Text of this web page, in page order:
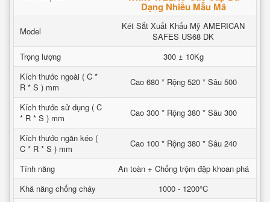
Dạng Nhiều Mẫu Mã
Model
Két Sắt Xuất Khẩu Mỹ AMERICAN
SAFES US68 DK
Trọng lượng
300 ± 10Kg
Kích thước ngoài ( C *
R * S ) mm
Cao 680 * Rộng 520 * Sâu 500
Kích thước sử dụng ( C
* R * S ) mm
Cao 300 * Rộng 380 * Sâu 300
Kích thước ngăn kéo (
C * R * S ) mm
Cao 100 * Rộng 380 * Sâu 240
Tính năng
An toàn + Chống trộm đập khoan phá
Khả năng chống cháy
1000 - 1200°C